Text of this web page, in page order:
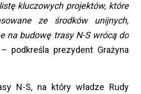
kluczowych projektów, które
ze środków unijnych,
na budowę trasy N-S wrócą do
podkreśla prezydent Grażyna
N-S, na który władze Rudy